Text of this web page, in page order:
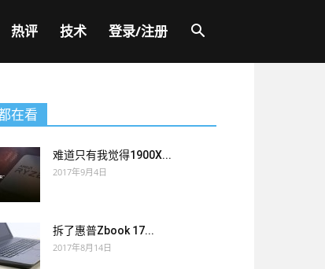
热评 技术 登录/注册
在看
难道只有我觉得1900X...
2017年9月4日
拆了惠普Zbook 17...
2017年8月14日